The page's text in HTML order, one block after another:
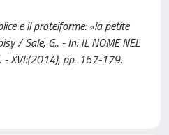
e il proteiforme: «la petite
/ Sale, G.. - In: IL NOME NEL
- XVI:(2014), pp. 167-179.